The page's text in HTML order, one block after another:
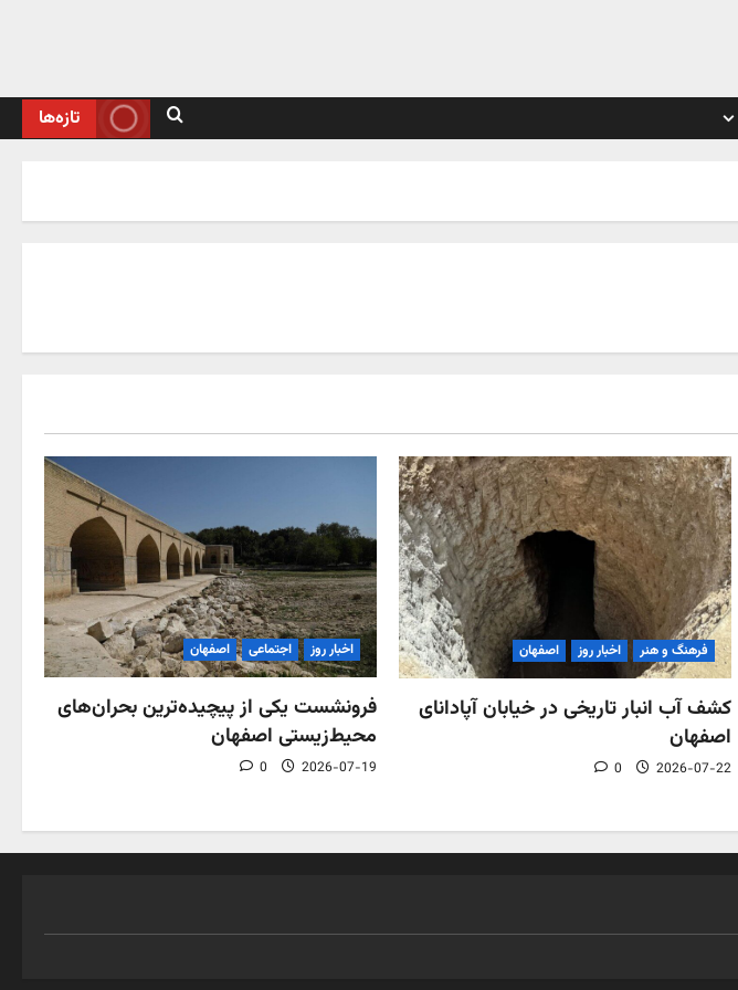
تازه‌ها
فرهنگ و هنر اخبار روز اصفهان
کشف آب‌ انبار تاریخی در خیابان آپادانای
اصفهان
2026-07-22
0
اخبار روز اجتماعی اصفهان
فرونشست یکی از پیچیده‌ترین بحران‌های
محیط‌زیستی اصفهان
2026-07-19
0